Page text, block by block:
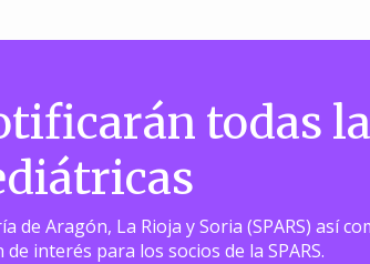
todas
Aragón, La Rioja y Soria (SPARS) así
interés para los socios de la SPARS.